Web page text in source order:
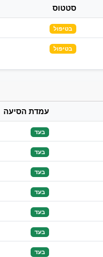
סטטוס
בטיפול
בטיפול
עמדת הסיעה
בעד
בעד
בעד
בעד
בעד
בעד
בעד